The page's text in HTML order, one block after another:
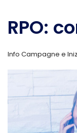
RPO:
Info Campagne e